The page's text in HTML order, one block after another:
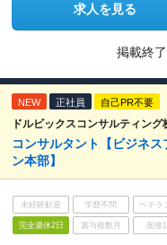
求人を見る
掲載終
NEW 正社員 自己PR不要
ドルビックスコンサルティング
コンサルタント【ビジネ
ン本部】
未経験歓迎 学歴不問 ベテラ
完全週休2日 賞与複数月 面接1